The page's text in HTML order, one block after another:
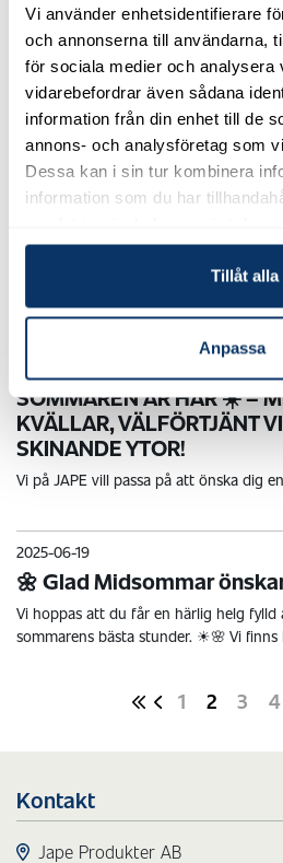
Vi använder enhetsidentifierare
och annonserna till användarna,
för sociala medier och analysera
vidarebefordrar även sådana
information från din enhet till de
annons- och analysföretag som
Dessa kan i sin tur kombinera
information som du har
Tillåt alla
Anpassa
Den 4–5 februari ställer vi på JAPE
Fastighetsmässan Syd i Malmö. Vi
2025-12-15
Ett nytt JAPE på hyllan
Vi söker nya kollegor till
Vill du ta nästa steg i din karriär och
SOMMAREN ÄR HÄR ☀️ –
KVÄLLAR, VÄLFÖRTJÄNT
SKINANDE YTOR!
Vi på JAPE vill passa på att önska dig
2025-06-19
🌼 Glad Midsommar
Vi hoppas att du får en härlig helg fylld
sommarens bästa stunder. ☀🌸 Vi
1 2 3 4
Kontakt
Jape Produkter AB